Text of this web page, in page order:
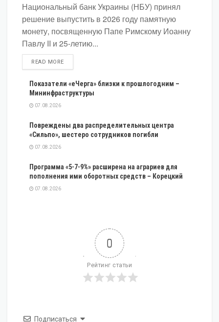
Национальный банк Украины (НБУ) принял
решение выпустить в 2026 году памятную
монету, посвященную Папе Римскому Иоанну
Павлу II и 25-летию...
READ MOREDETAILS
Показатели «еЧерга» близки к прошлогодним –
Мининфраструктуры
07.08.2026
Повреждены два распределительных центра
«Сильпо», шестеро сотрудников погибли
07.08.2026
Программа «5-7-9%» расширена на аграриев для
пополнения ими оборотных средств – Корецкий
07.08.2026
0
Рейтинг статьи
Подписаться